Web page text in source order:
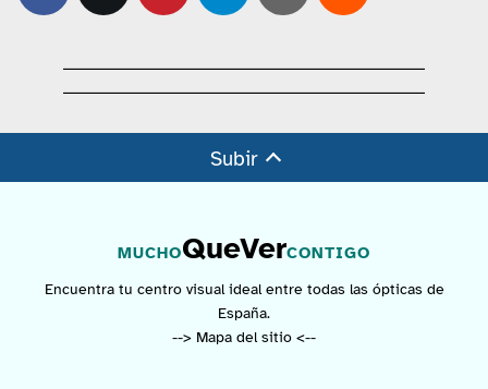
Subir
MUCHOQueVerCONTIGO
Encuentra tu centro visual ideal entre todas las ópticas de
España.
--> Mapa del sitio <--